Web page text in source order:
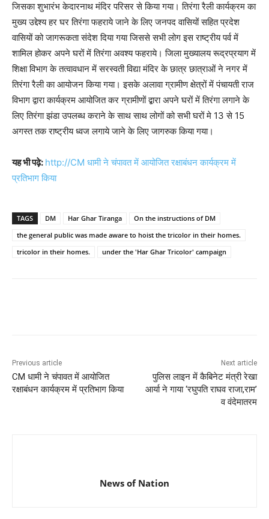
जिसका शुभारंभ केदारनाथ मंदिर परिसर से किया गया। तिरंगा रैली कार्यक्रम का
मुख्य उद्देश्य हर घर तिरंगा फहराये जाने के लिए जनपद वासियों सहित प्रदेश
वासियों को जागरूकता संदेश दिया गया जिससे सभी लोग इस राष्ट्रीय पर्व में
शामिल होकर अपने घरों में तिरंगा अवश्य फहराये। जिला मुख्यालय रूद्रप्रयाग में
शिक्षा विभाग के तत्वावधान में सरस्वती विद्या मंदिर के छात्र छात्राओं ने नगर में
तिरंगा रैली का आयोजन किया गया। इसके अलावा ग्रामीण क्षेत्रों में पंचायती राज
विभाग द्वारा कार्यक्रम आयोजित कर ग्रामीणों द्बारा अपने घरों में तिरंगा लगाने के
लिए तिरंगा झंडा उपलब्ध कराने के साथ साथ लोगों को सभी घरों मे 13 से 15
अगस्त तक राष्ट्रीय ध्वज लगाये जाने के लिए जागरुक किया गया।
यह भी पढ़े: http://CM धामी ने चंपावत में आयोजित रक्षाबंधन कार्यक्रम में
प्रतिभाग किया
TAGS DM Har Ghar Tiranga
On the instructions of DM
the general public was made aware to hoist the tricolor in their homes.
tricolor in their homes.
under the 'Har Ghar Tricolor' campaign
Previous article
CM धामी ने चंपावत में आयोजित
रक्षाबंधन कार्यक्रम में प्रतिभाग किया
Next article
पुलिस लाइन में कैबिनेट मंत्री रेखा
आर्या ने गाया ‘रघुपति राघव राजा,राम’
व वंदेमातरम
News of Nation